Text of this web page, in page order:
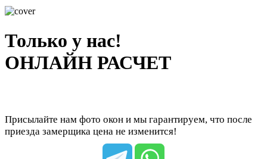
Только у нас!
ОНЛАЙН РАСЧЕТ
Присылайте нам фото окон и мы гарантируем, что после
приезда замерщика цена не изменится!